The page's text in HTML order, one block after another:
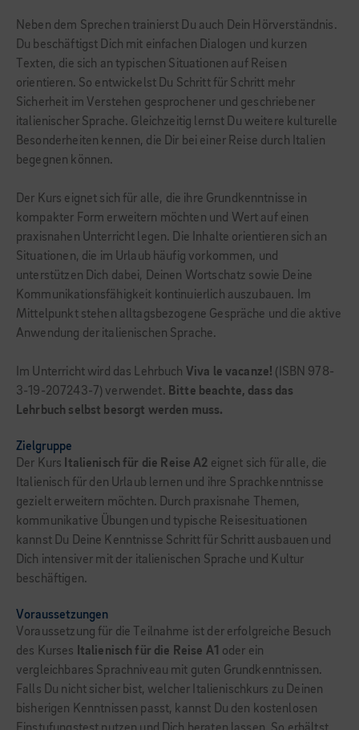
Neben dem Sprechen trainierst Du auch Dein Hörverständnis.
Du beschäftigst Dich mit einfachen Dialogen und kurzen
Texten, die sich an typischen Situationen auf Reisen
orientieren. So entwickelst Du Schritt für Schritt mehr
Sicherheit im Verstehen gesprochener und geschriebener
italienischer Sprache. Gleichzeitig lernst Du weitere kulturelle
Besonderheiten kennen, die Dir bei einer Reise durch Italien
begegnen können.
Der Kurs eignet sich für alle, die ihre Grundkenntnisse in
kompakter Form erweitern möchten und Wert auf einen
praxisnahen Unterricht legen. Die Inhalte orientieren sich an
Situationen, die im Urlaub häufig vorkommen, und
unterstützen Dich dabei, Deinen Wortschatz sowie Deine
Kommunikationsfähigkeit kontinuierlich auszubauen. Im
Mittelpunkt stehen alltagsbezogene Gespräche und die aktive
Anwendung der italienischen Sprache.
Im Unterricht wird das Lehrbuch Viva le vacanze! (ISBN 978-
3-19-207243-7) verwendet. Bitte beachte, dass das
Lehrbuch selbst besorgt werden muss.
Zielgruppe
Der Kurs Italienisch für die Reise A2 eignet sich für alle, die
Italienisch für den Urlaub lernen und ihre Sprachkenntnisse
gezielt erweitern möchten. Durch praxisnahe Themen,
kommunikative Übungen und typische Reisesituationen
kannst Du Deine Kenntnisse Schritt für Schritt ausbauen und
Dich intensiver mit der italienischen Sprache und Kultur
beschäftigen.
Voraussetzungen
Voraussetzung für die Teilnahme ist der erfolgreiche Besuch
des Kurses Italienisch für die Reise A1 oder ein
vergleichbares Sprachniveau mit guten Grundkenntnissen.
Falls Du nicht sicher bist, welcher Italienischkurs zu Deinen
bisherigen Kenntnissen passt, kannst Du den kostenlosen